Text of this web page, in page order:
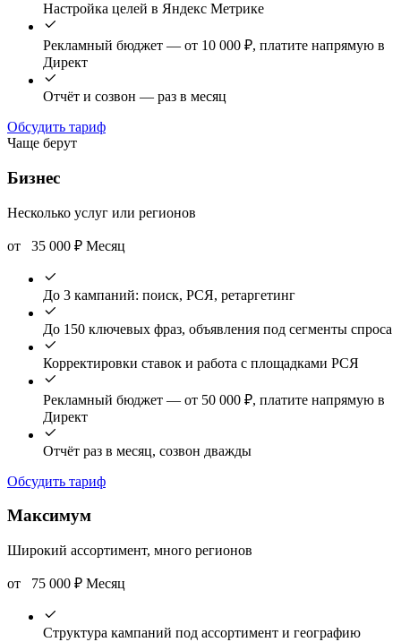
Настройка целей в Яндекс Метрике
Рекламный бюджет — от 10 000 ₽, платите напрямую в
Директ
Отчёт и созвон — раз в месяц
Обсудить тариф
Чаще берут
Бизнес
Несколько услуг или регионов
от 35 000 ₽ Месяц
До 3 кампаний: поиск, РСЯ, ретаргетинг
До 150 ключевых фраз, объявления под сегменты спроса
Корректировки ставок и работа с площадками РСЯ
Рекламный бюджет — от 50 000 ₽, платите напрямую в
Директ
Отчёт раз в месяц, созвон дважды
Обсудить тариф
Максимум
Широкий ассортимент, много регионов
от 75 000 ₽ Месяц
Структура кампаний под ассортимент и географию